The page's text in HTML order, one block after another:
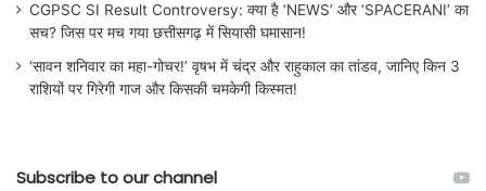
CGPSC SI Result Controversy: क्या है ‘NEWS’ और ‘SPACERANI’ का
सच? जिस पर मच गया छत्तीसगढ़ में सियासी घमासान!
‘सावन शनिवार का महा-गोचर!’ वृषभ में चंद्र और राहुकाल का तांडव, जानिए किन 3
राशियों पर गिरेगी गाज और किसकी चमकेगी किस्मत!
Subscribe to our channel